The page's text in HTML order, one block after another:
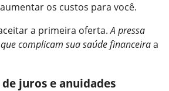
os custos para você.
a primeira oferta.A pressa
complicam sua saúde financeiraa
juros e anuidades